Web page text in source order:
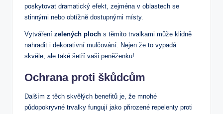
poskytovat dramatický efekt, zejména v oblastech se
stinnými nebo obtížně dostupnými místy.
Vytváření zelených ploch s těmito trvalkami může klidně
nahradit i dekorativní mulčování. Nejen že to vypadá
skvěle, ale také šetří vaši peněženku!
Ochrana proti škůdcům
Dalším z těch skvělých benefitů je, že mnohé
půdopokryvné trvalky fungují jako přirozené repelenty proti